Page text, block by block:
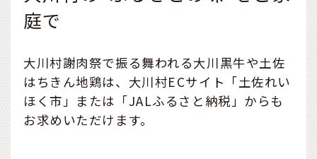
庭で
大川村謝肉祭で振る舞われる大川黒牛や土佐
はちきん地鶏は、大川村ECサイト「土佐れい
ほく市」または「JALふるさと納税」からも
お求めいただけます。